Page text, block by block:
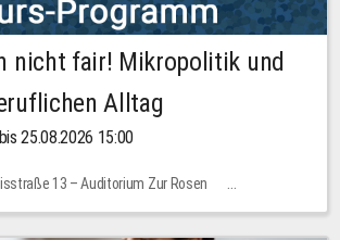
nicht fair! Mikropolitik und
Alltag
25.08.2026 15:00
13 – Auditorium Zur Rosen